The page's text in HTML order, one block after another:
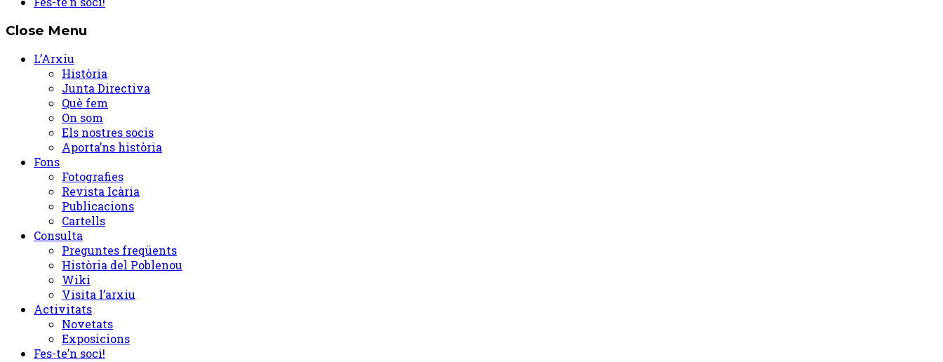
Close Menu
L’Arxiu
Història
Junta Directiva
Què fem
On som
Els nostres socis
Aporta’ns història
Fons
Fotografies
Revista Icària
Publicacions
Cartells
Consulta
Preguntes freqüents
Història del Poblenou
Wiki
Visita l’arxiu
Activitats
Novetats
Exposicions
Fes-te’n soci!